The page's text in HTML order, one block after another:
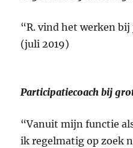
“R. vind het werken
(juli 2019)
Participatiecoach bij
“Vanuit mijn functie
ik regelmatig op zoek